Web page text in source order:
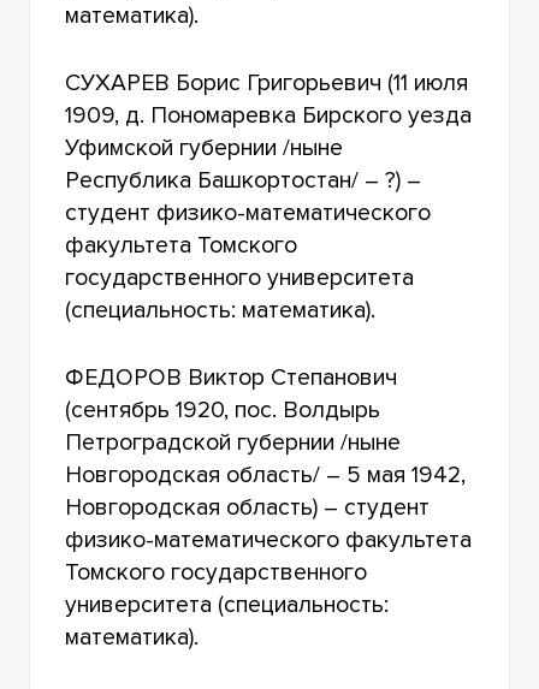
математика).
СУХАРЕВ Борис Григорьевич (11 июля
1909, д. Пономаревка Бирского уезда
Уфимской губернии /ныне
Республика Башкортостан/ – ?) –
студент физико-математического
факультета Томского
государственного университета
(специальность: математика).
ФЕДОРОВ Виктор Степанович
(сентябрь 1920, пос. Волдырь
Петроградской губернии /ныне
Новгородская область/ – 5 мая 1942,
Новгородская область) – студент
физико-математического факультета
Томского государственного
университета (специальность:
математика).